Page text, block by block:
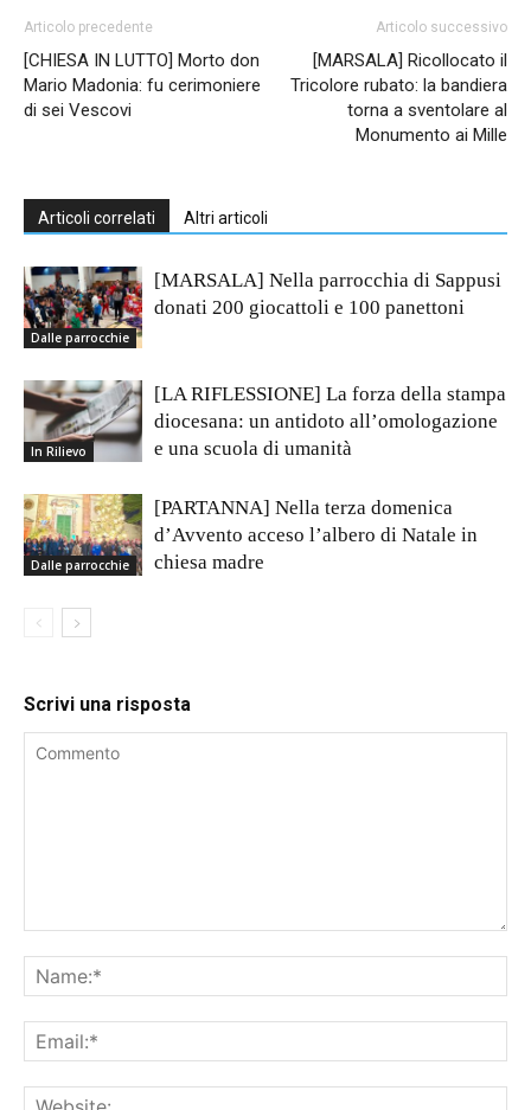
Articolo precedente
[CHIESA IN LUTTO] Morto don
Mario Madonia: fu cerimoniere
di sei Vescovi
Articolo successivo
[MARSALA] Ricollocato il
Tricolore rubato: la bandiera
torna a sventolare al
Monumento ai Mille
Articoli correlati Altri articoli
Dalle parrocchie
[MARSALA] Nella parrocchia di Sappusi
donati 200 giocattoli e 100 panettoni
In Rilievo
[LA RIFLESSIONE] La forza della stampa
diocesana: un antidoto all’omologazione
e una scuola di umanità
Dalle parrocchie
[PARTANNA] Nella terza domenica
d’Avvento acceso l’albero di Natale in
chiesa madre
Scrivi una risposta